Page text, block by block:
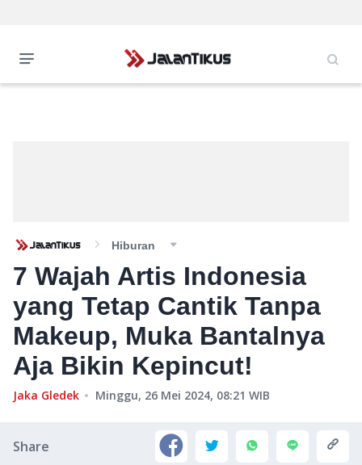
Hiburan
7 Wajah Artis Indonesia
yang Tetap Cantik Tanpa
Makeup, Muka Bantalnya
Aja Bikin Kepincut!
Jaka Gledek Minggu, 26 Mei 2024, 08:21 WIB
Share